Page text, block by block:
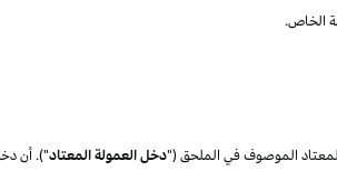
الموصوف في الملحق ("دخل العمولة المعتاد"). أن